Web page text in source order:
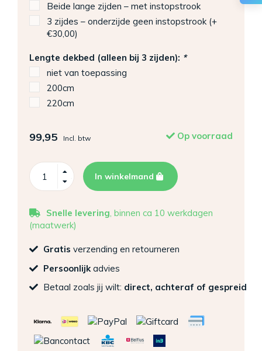
Beide lange zijden – met instopstrook
3 zijdes – onderzijde geen instopstrook (+
€30,00)
Lengte dekbed (alleen bij 3 zijden): *
niet van toepassing
200cm
220cm
99,95 Incl. btw Op voorraad
In winkelmand
Snelle levering, binnen ca 10 werkdagen
(maatwerk)
Gratis verzending en retourneren
Persoonlijk advies
Betaal zoals jij wilt: direct, achteraf of gespreid